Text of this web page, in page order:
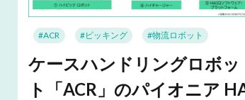
#ACR #ピッキング #物流ロボット
ケースハンドリングロボッ
ト「ACR」のパイオニア